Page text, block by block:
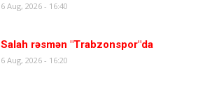
6 Aug, 2026 - 16:40
Salah rəsmən "Trabzonspor"da
6 Aug, 2026 - 16:20